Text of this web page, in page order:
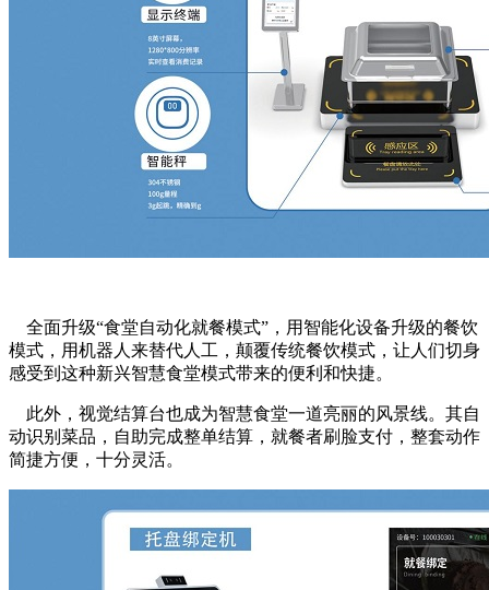
全面升级“食堂自动化就餐模式”，用智能化设备升级的餐饮
模式，用机器人来替代人工，颠覆传统餐饮模式，让人们切身
感受到这种新兴智慧食堂模式带来的便利和快捷。
此外，视觉结算台也成为智慧食堂一道亮丽的风景线。其自
动识别菜品，自助完成整单结算，就餐者刷脸支付，整套动作
简捷方便，十分灵活。